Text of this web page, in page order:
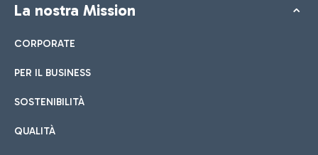
La nostra Mission
CORPORATE
PER IL BUSINESS
SOSTENIBILITÀ
QUALITÀ